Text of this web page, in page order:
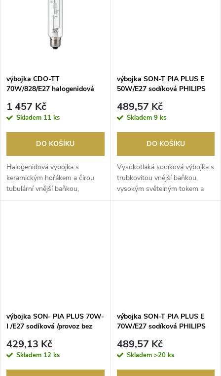
výbojka CDO-TT
70W/828/E27 halogenidová
1 457 Kč
Skladem 11 ks
DO KOŠÍKU
Halogenidová výbojka s
keramickým hořákem a čirou
tubulární vnější baňkou,
použitelná v exteriérech ...
výbojka SON-T PIA PLUS E
50W/E27 sodíková PHILIPS
489,57 Kč
Skladem 9 ks
DO KOŠÍKU
Vysokotlaká sodíková výbojka s
trubkovitou vnější baňkou,
vysokým světelným tokem a
nejdelší spolehl...
výbojka SON- PIA PLUS 70W-
I /E27 sodíková /provoz bez
429,13 Kč
Skladem 12 ks
výbojka SON-T PIA PLUS E
70W/E27 sodíková PHILIPS
489,57 Kč
Skladem >20 ks